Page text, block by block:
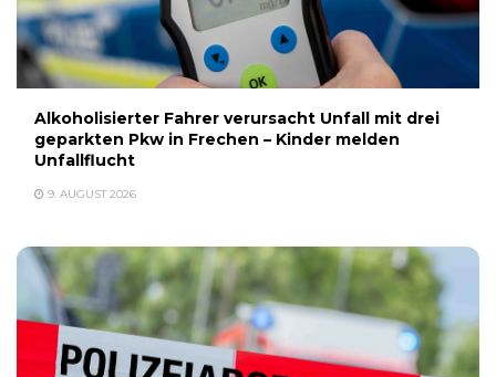
Alkoholisierter Fahrer verursacht Unfall mit drei
geparkten Pkw in Frechen – Kinder melden
Unfallflucht
9. AUGUST 2026